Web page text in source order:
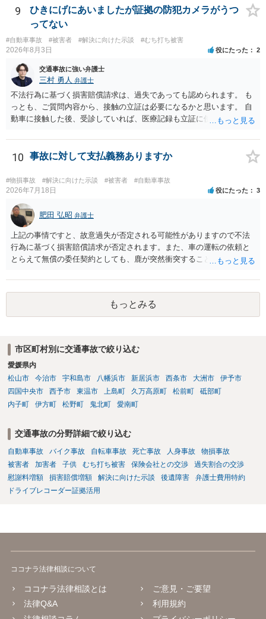
9
ひきにげにあいましたが証拠の防犯カメラがうつ
ってない
#自動車事故 #被害者 #解決に向けた示談 #むち打ち被害
2026年8月3日 役にたった 2
交通事故に強い弁護士
三村 勇人 弁護士
不法行為に基づく損害賠償請求は、過失であっても認められます。 も
っとも、ご質問内容から、接触の立証は必要になるかと思います。 自
動車に接触した後、受診していれば、医療記録も立証に使えるかと思
士にご相談ください。
10 事故に対して支払義務ありますか
#物損事故 #解決に向けた示談 #被害者 #自動車事故
2026年7月18日 役にたった 3
肥田 弘昭 弁護士
上記の事情ですと、故意過失が否定される可能性がありますので不法
行為に基づく損害賠償請求が否定されます。また、車の運転の依頼と
とらえて無償の委任契約としても、鹿が突然衝突することは予見がで
償請求も成立しない可能性があります。以上の理由から支払義務は否
定される可能性が高いです。ご参考にしてください。
もっとみる
市区町村別に交通事故で絞り込む
愛媛県内
松山市
今治市 宇和島市 八幡浜市 新居浜市 西条市 大洲市
伊予市
四国中央市
西予市 東温市 上島町 久万高原町 松前町
砥部町
内子町
伊方町 松野町 鬼北町 愛南町
交通事故の分野詳細で絞り込む
自動車事故 バイク事故 自転車事故 死亡事故 人身事故
物損事故
被害者
加害者 子供 むち打ち被害 保険会社との交渉
過失割合の交渉
慰謝料増額
損害賠償増額 解決に向けた示談 後遺障害
弁護士費用特約
ドライブレコーダー証拠活用
ココナラ法律相談について
ココナラ法律相談とは
法律Q&A
ご意見・ご要望
利用規約